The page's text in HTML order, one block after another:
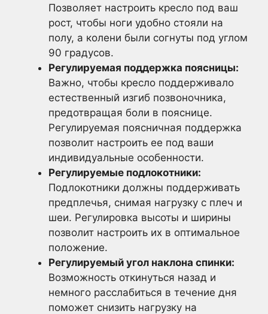
Позволяет настроить кресло под ваш
рост, чтобы ноги удобно стояли на
полу, а колени были согнуты под углом
90 градусов.
Регулируемая поддержка поясницы:
Важно, чтобы кресло поддерживало
естественный изгиб позвоночника,
предотвращая боли в пояснице.
Регулируемая поясничная поддержка
позволит настроить ее под ваши
индивидуальные особенности.
Регулируемые подлокотники:
Подлокотники должны поддерживать
предплечья, снимая нагрузку с плеч и
шеи. Регулировка высоты и ширины
позволит настроить их в оптимальное
положение.
Регулируемый угол наклона спинки:
Возможность откинуться назад и
немного расслабиться в течение дня
поможет снизить нагрузку на